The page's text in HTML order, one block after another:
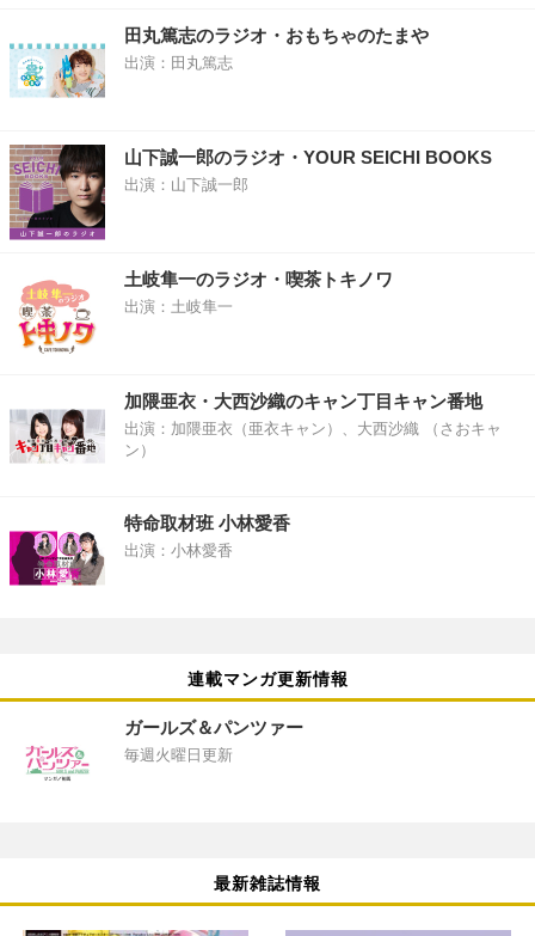
田丸篤志のラジオ・おもちゃのたまや
出演：田丸篤志
山下誠一郎のラジオ・YOUR SEICHI BOOKS
出演：山下誠一郎
土岐隼一のラジオ・喫茶トキノワ
出演：土岐隼一
加隈亜衣・大西沙織のキャン丁目キャン番地
出演：加隈亜衣（亜衣キャン）、大西沙織 （さおキャ
ン）
特命取材班 小林愛香
出演：小林愛香
連載マンガ更新情報
ガールズ＆パンツァー
毎週火曜日更新
最新雑誌情報